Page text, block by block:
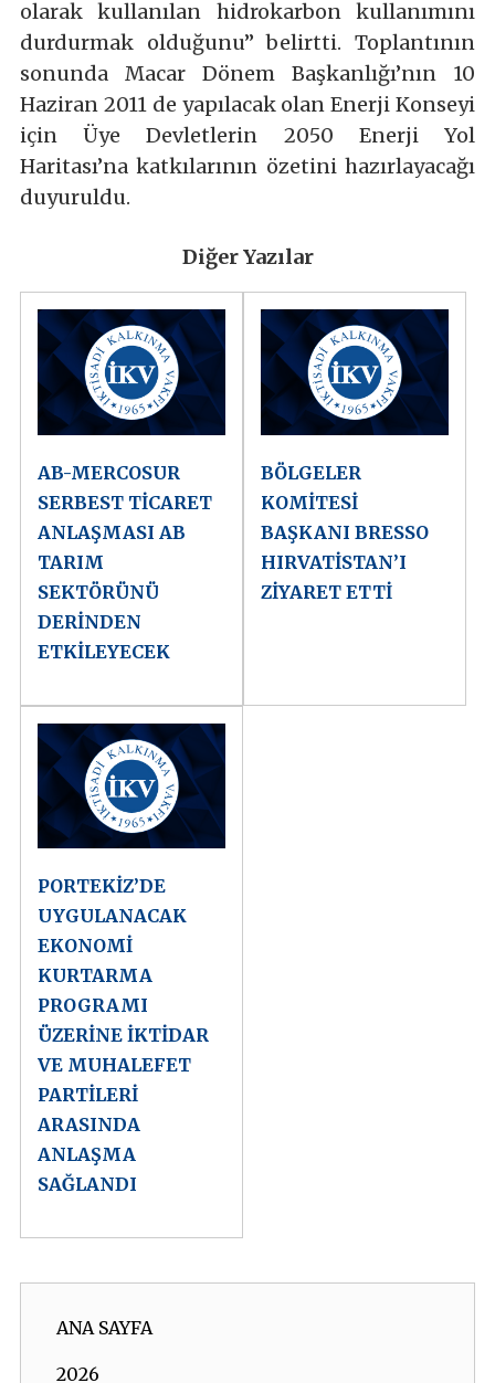
olarak kullanılan hidrokarbon kullanımını
durdurmak olduğunu” belirtti. Toplantının
sonunda Macar Dönem Başkanlığı’nın 10
Haziran 2011 de yapılacak olan Enerji Konseyi
için Üye Devletlerin 2050 Enerji Yol
Haritası’na katkılarının özetini hazırlayacağı
duyuruldu.
Diğer Yazılar
AB-MERCOSUR
SERBEST TİCARET
ANLAŞMASI AB
TARIM
SEKTÖRÜNÜ
DERİNDEN
ETKİLEYECEK
BÖLGELER
KOMİTESİ
BAŞKANI BRESSO
HIRVATİSTAN’I
ZİYARET ETTİ
PORTEKİZ’DE
UYGULANACAK
EKONOMİ
KURTARMA
PROGRAMI
ÜZERİNE İKTİDAR
VE MUHALEFET
PARTİLERİ
ARASINDA
ANLAŞMA
SAĞLANDI
ANA SAYFA
2026